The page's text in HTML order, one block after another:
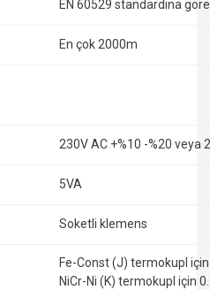
EN 60529 standardına
En çok 2000m
230V AC +%10 -%20 veya
5VA
Soketli klemens
Fe-Const (J) termokupl için
NiCr-Ni (K) termokupl için